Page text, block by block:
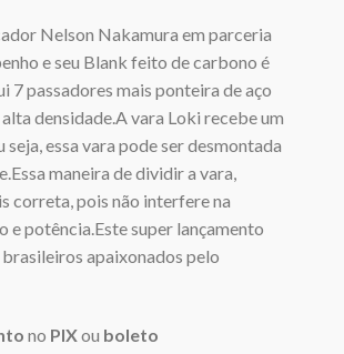
Nelson Nakamura em parceria
e seu Blank feito de carbono é
7 passadores mais ponteira de aço
densidade.A vara Loki recebe um
essa vara pode ser desmontada
maneira de dividir a vara,
correta, pois não interfere na
e potência.Este super lançamento
apaixonados pelo
no PIXou boleto